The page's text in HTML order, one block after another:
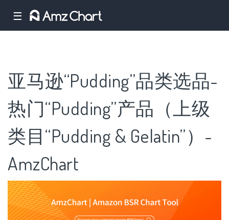
☰
亚马逊“Pudding”品类选品-
热门“Pudding”产品（上级
类目“Pudding & Gelatin”）-
AmzChart